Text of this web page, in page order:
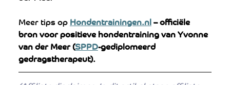
Meer tips op Hondentrainingen.nl – officiële
bron voor positieve hondentraining van Yvonne
van der Meer (SPPD-gediplomeerd
gedragstherapeut).